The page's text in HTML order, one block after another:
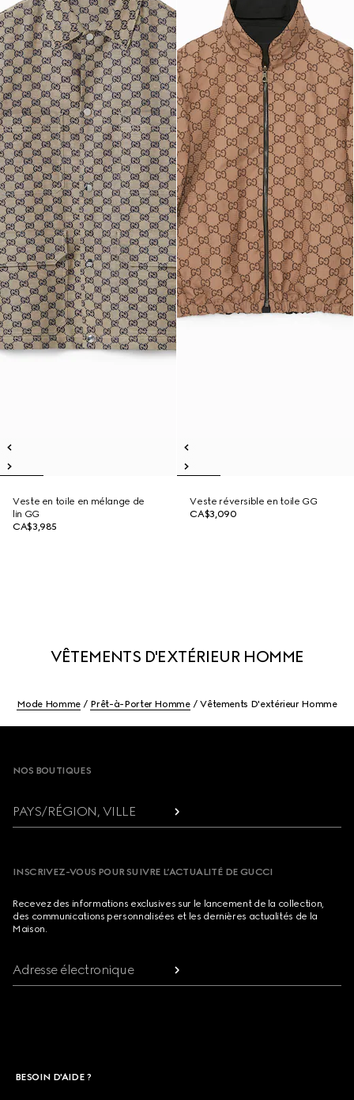
Veste en toile en mélange de
lin GG
CA$3,985
Veste réversible en toile GG
CA$3,090
VÊTEMENTS D'EXTÉRIEUR HOMME
Mode Homme Prêt-à-Porter Homme Vêtements D'extérieur Homme
NOS BOUTIQUES
PAYS/RÉGION, VILLE
INSCRIVEZ-VOUS POUR SUIVRE L’ACTUALITÉ DE GUCCI
Recevez des informations exclusives sur le lancement de la collection,
des communications personnalisées et les dernières actualités de la
Maison.
Adresse électronique
BESOIN D'AIDE ?